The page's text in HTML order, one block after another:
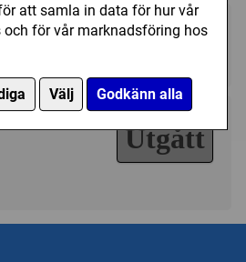
att samla in data för hur vår
för vår marknadsföring hos
Välj Godkänn alla
Utgått